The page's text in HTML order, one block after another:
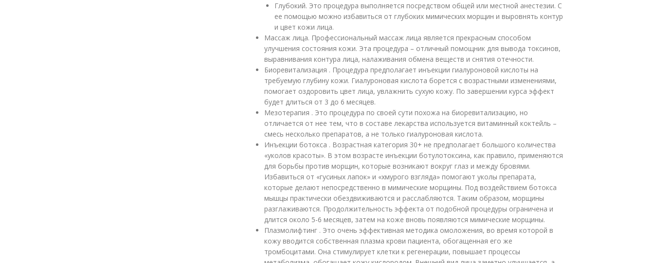
Глубокий. Это процедура выполняется посредством общей или местной анестезии. С
ее помощью можно избавиться от глубоких мимических морщин и выровнять контур
и цвет кожи лица.
Массаж лица. Профессиональный массаж лица является прекрасным способом
улучшения состояния кожи. Эта процедура – отличный помощник для вывода токсинов,
выравнивания контура лица, налаживания обмена веществ и снятия отечности.
Биоревитализация . Процедура предполагает инъекции гиалуроновой кислоты на
требуемую глубину кожи. Гиалуроновая кислота борется с возрастными изменениями,
помогает оздоровить цвет лица, увлажнить сухую кожу. По завершении курса эффект
будет длиться от 3 до 6 месяцев.
Мезотерапия . Это процедура по своей сути похожа на биоревитализацию, но
отличается от нее тем, что в составе лекарства используется витаминный коктейль –
смесь несколько препаратов, а не только гиалуроновая кислота.
Инъекции ботокса . Возрастная категория 30+ не предполагает большого количества
«уколов красоты». В этом возрасте инъекции ботулотоксина, как правило, применяются
для борьбы против морщин, которые возникают вокруг глаз и между бровями.
Избавиться от «гусиных лапок» и «хмурого взгляда» помогают уколы препарата,
которые делают непосредственно в мимические морщины. Под воздействием ботокса
мышцы практически обездвиживаются и расслабляются. Таким образом, морщины
разглаживаются. Продолжительность эффекта от подобной процедуры ограничена и
длится около 5-6 месяцев, затем на коже вновь появляются мимические морщины.
Плазмолифтинг . Это очень эффективная методика омоложения, во время которой в
кожу вводится собственная плазма крови пациента, обогащенная его же
тромбоцитами. Она стимулирует клетки к регенерации, повышает процессы